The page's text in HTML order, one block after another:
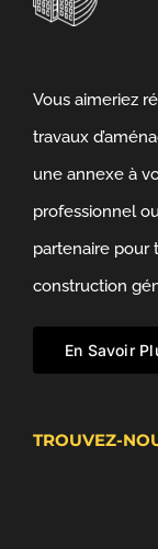
Vous aimeriez
travaux
une annexe à
professionnel
partenaire pour
construction
En Savoir
TROUVEZ-